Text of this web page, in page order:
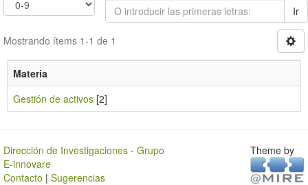
Ir
Mostrando ítems 1-1 de 1
Materia
Gestión de activos [2]
Dirección de Investigaciones - Grupo
E-innovare
Contacto | Sugerencias
Theme by